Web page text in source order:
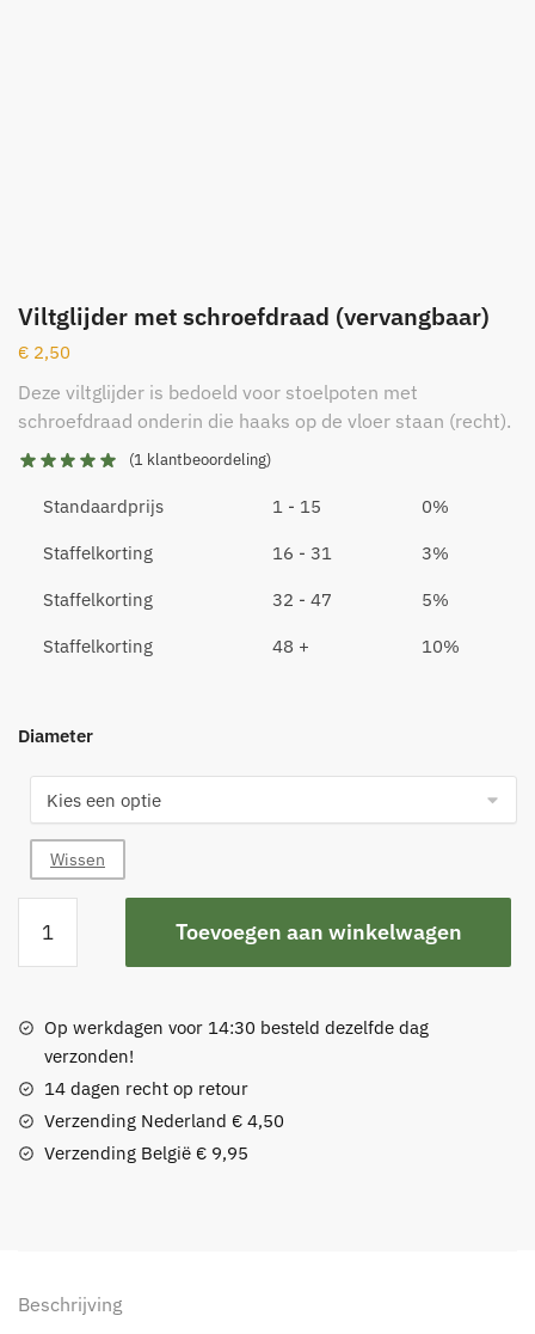
Viltglijder met schroefdraad (vervangbaar)
€ 2,50
Deze viltglijder is bedoeld voor stoelpoten met
schroefdraad onderin die haaks op de vloer staan (recht).
(1 klantbeoordeling)
Standaardprijs 1 - 15 0%
Staffelkorting 16 - 31 3%
Staffelkorting 32 - 47 5%
Staffelkorting 48 + 10%
Diameter
Wissen
met
schroefdraad
aantal
Toevoegen aan winkelwagen
Op werkdagen voor 14:30 besteld dezelfde dag
verzonden!
14 dagen recht op retour
Verzending Nederland € 4,50
Verzending België € 9,95
Beschrijving